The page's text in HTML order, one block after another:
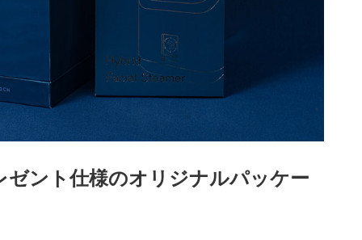
ゼント仕様のオリジナルパッケー